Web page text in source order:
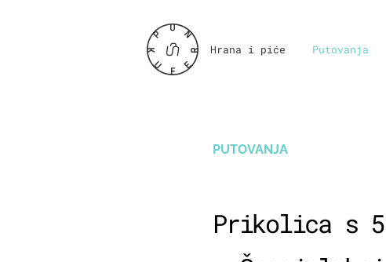
Hrana i piće Putovanja
PUTOVANJA
Prikolica s 5